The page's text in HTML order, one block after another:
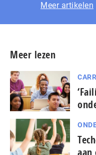
Meer artikelen
Meer lezen